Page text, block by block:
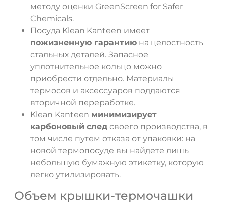
методу оценки GreenScreen for Safer
Chemicals.
Посуда Klean Kanteen имеет
пожизненную гарантию на целостность
стальных деталей. Запасное
уплотнительное кольцо можно
приобрести отдельно. Материалы
термосов и аксессуаров поддаются
вторичной переработке.
Klean Kanteen минимизирует
карбоновый след своего производства, в
том числе путем отказа от упаковки: на
новой термопосуде вы найдете лишь
небольшую бумажную этикетку, которую
легко утилизировать.
Объем крышки-термочашки